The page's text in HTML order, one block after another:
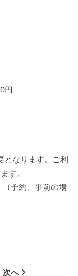
円
となります。ご利
す。
予約、事前の場
次へ